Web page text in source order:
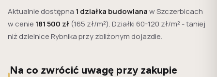
Aktualnie dostępna 1 działka budowlanaw Szczerbicach
w cenie 181 500 zł (165 zł/m²). Działki 60-120 zł/m² - taniej
niż dzielnice Rybnika przy zbliżonym dojazdie.
Na co zwrócić uwagę przy zakupie